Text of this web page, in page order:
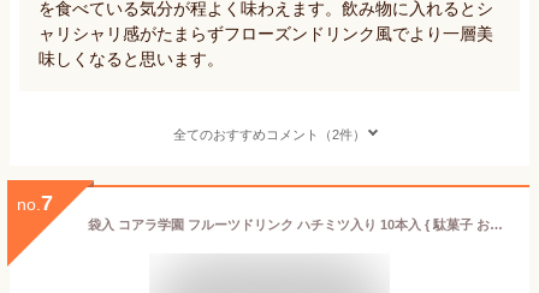
を食べている気分が程よく味わえます。飲み物に入れるとシ
ャリシャリ感がたまらずフローズンドリンク風でより一層美
味しくなると思います。
全てのおすすめコメント（2件）
no. 7
袋入 コアラ学園 フルーツドリンク ハチミツ入り 10本入 { 駄菓子 お菓子 アイスキャンディ アイス チューペット チューチュー ポッキン メン子ちゃん ポッキンアイス 棒ジュース 棒アイス }{ 子供会 景品 お祭り 縁日 おかし アイス }[23D21]